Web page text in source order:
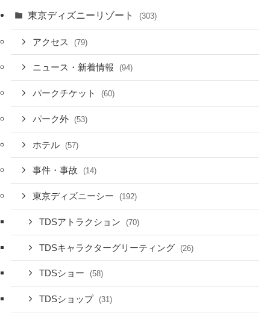
東京ディズニーリゾート (303)
アクセス (79)
ニュース・新着情報 (94)
パークチケット (60)
パーク外 (53)
ホテル (57)
事件・事故 (14)
東京ディズニーシー (192)
TDSアトラクション (70)
TDSキャラクターグリーティング (26)
TDSショー (58)
TDSショップ (31)